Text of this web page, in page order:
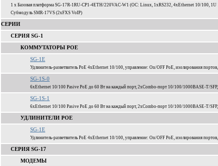
1 x Базовая платформа SG-17R-1RU-CP1-4ETH/220VAC-W1 (ОС: Linux, 1xRS232, 4xEthernet 10/100,
Субмодуль SMR-17VS (2xFXS VoIP)
СЕРИИ
СЕРИЯ SG-1
КОММУТАТОРЫ POE
SG-1E
Удлинитель-разветвитель PoE 4xEthernet 10/100, управление: On/OFF PoE, изолирования
SG-1S-0
6xEthernet 10/100 Pasive PoE до 60 Вт на каждый порт, 2xCombo-порт 10/100/1000BASE-T/
SG-1S-1
6xEthernet 10/100 Pasive PoE до 60 Вт на каждый порт, 2xCombo-порт 10/100/1000BASE-T/
УДЛИНИТЕЛИ POE
SG-1E
Удлинитель-разветвитель PoE 4xEthernet 10/100, управление: On/OFF PoE, изолирования
СЕРИЯ SG-17
МОДЕМЫ